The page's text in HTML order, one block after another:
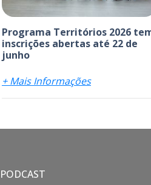
Programa Territórios 2026
inscrições abertas até 22 de
junho
+ Mais Informações
PODCAST